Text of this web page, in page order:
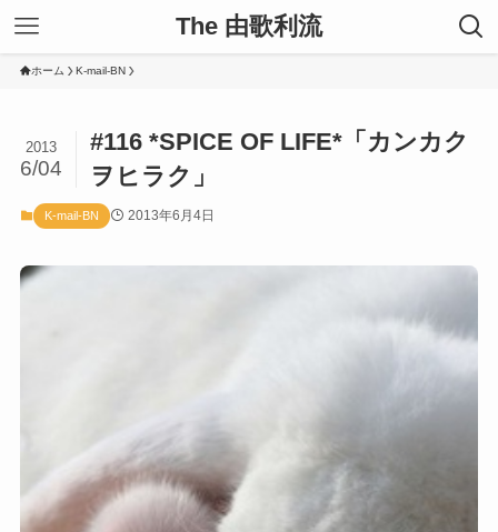
The 由歌利流
ホーム K-mail-BN
#116 *SPICE OF LIFE*「カンカク
ヲヒラク」
2013
6/04
K-mail-BN 2013年6月4日